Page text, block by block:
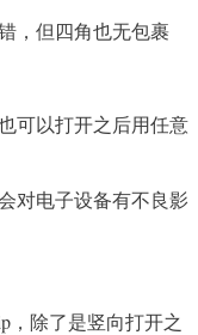
，但四角也无包裹
可以打开之后用任意
对电子设备有不良影
，除了是竖向打开之